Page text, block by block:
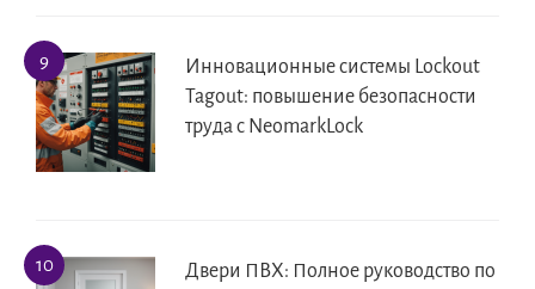
Инновационные системы Lockout
Tagout: повышение безопасности
труда с NeomarkLock
Двери ПВХ: Полное руководство по